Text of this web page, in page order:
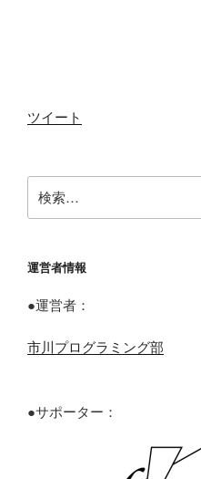
ツイート
索:
運営者情報
●運営者：
市川プログラミング部
●サポーター：